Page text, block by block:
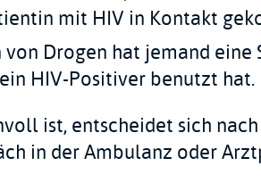
mit HIV in Kontakt
von Drogen hat jemand
HIV-Positiver benutzt hat.
ist, entscheidet sich
in der Ambulanz oder